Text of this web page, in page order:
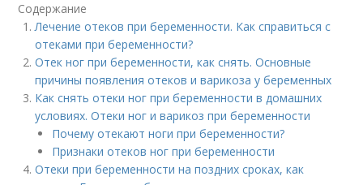
Содержание
Лечение отеков при беременности. Как справиться с
отеками при беременности?
Отек ног при беременности, как снять. Основные
причины появления отеков и варикоза у беременных
Как снять отеки ног при беременности в домашних
условиях. Отеки ног и варикоз при беременности
Почему отекают ноги при беременности?
Признаки отеков ног при беременности
Отеки при беременности на поздних сроках, как